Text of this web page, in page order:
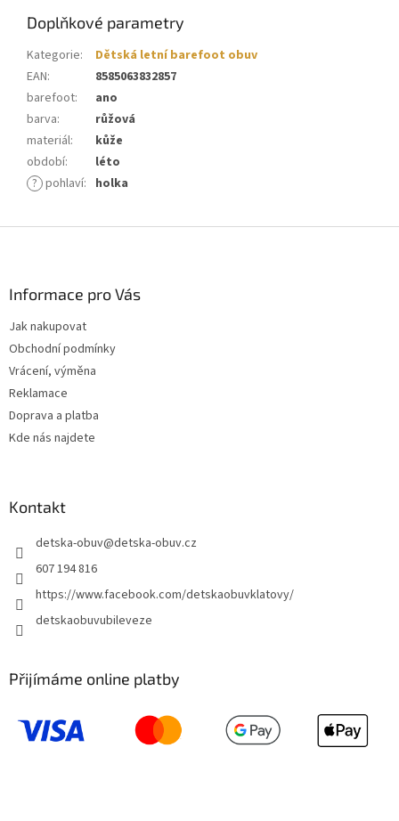
Doplňkové parametry
Kategorie:
Dětská letní barefoot obuv
EAN:
8585063832857
barefoot:
ano
barva:
růžová
materiál:
kůže
období:
léto
? pohlaví: holka
Informace pro Vás
Jak nakupovat
Obchodní podmínky
Vrácení, výměna
Reklamace
Doprava a platba
Kde nás najdete
Kontakt
detska-obuv@detska-obuv.cz
607 194 816
https://www.facebook.com/detskaobuvklatovy/
detskaobuvubileveze
Přijímáme online platby